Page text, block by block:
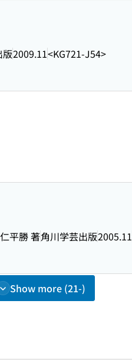
版2009.11<KG721-J54>
平勝 著角川学芸出版2005.11
Show more (21-)